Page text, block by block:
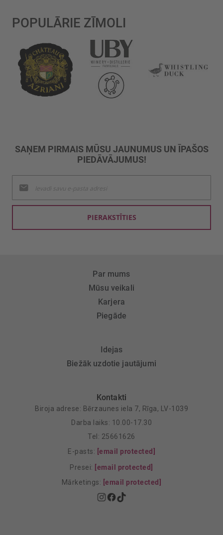
POPULĀRIE ZĪMOLI
SAŅEM PIRMAIS MŪSU JAUNUMUS UN ĪPAŠOS
PIEDĀVĀJUMUS!
jaunumu
saņemšanai:
PIERAKSTĪTIES
Par mums
Mūsu veikali
Karjera
Piegāde
Idejas
Biežāk uzdotie jautājumi
Kontakti
Biroja adrese: Bērzaunes iela 7, Rīga, LV-1039
Darba laiks: 10.00-17.30
Tel: 25661626
E-pasts: [email protected]
Presei: [email protected]
Mārketings: [email protected]